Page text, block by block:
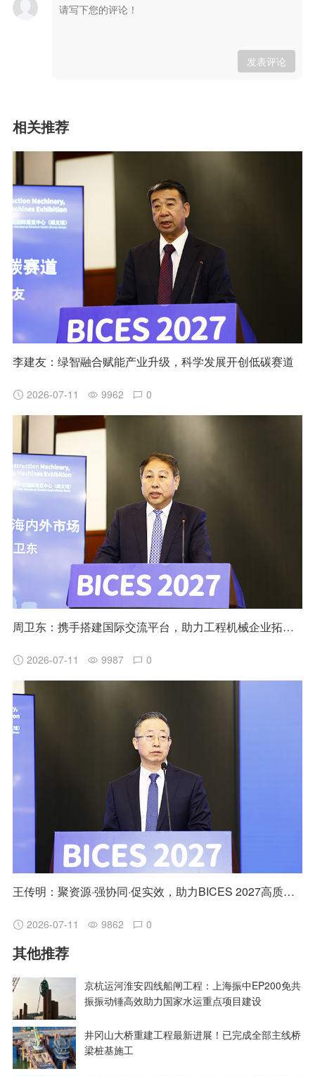
发表评论
相关推荐
李建友：绿智融合赋能产业升级，科学发展开创低碳赛道
2026-07-11 9962 0
周卫东：携手搭建国际交流平台，助力工程机械企业拓展海内外市场
2026-07-11 9987 0
王传明：聚资源·强协同·促实效，助力BICES 2027高质量发展
2026-07-11 9862 0
其他推荐
京杭运河淮安四线船闸工程：上海振中EP200免共
振振动锤高效助力国家水运重点项目建设
井冈山大桥重建工程最新进展！已完成全部主线桥
梁桩基施工